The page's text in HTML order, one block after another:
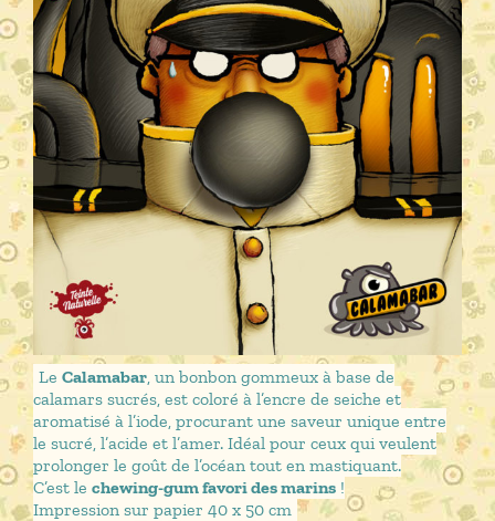
Le Calamabar, un bonbon gommeux à base de
calamars sucrés, est coloré à l’encre de seiche et
aromatisé à l’iode, procurant une saveur unique entre
le sucré, l’acide et l’amer. Idéal pour ceux qui veulent
prolonger le goût de l’océan tout en mastiquant.
C’est le chewing-gum favori des marins!
Impression sur papier 40 x 50 cm